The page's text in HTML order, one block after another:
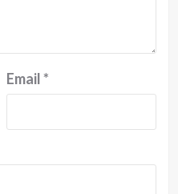
Email*